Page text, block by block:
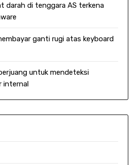
darah di tenggara AS terkena
ganti rugi atas keyboard
untuk mendeteksi
internal